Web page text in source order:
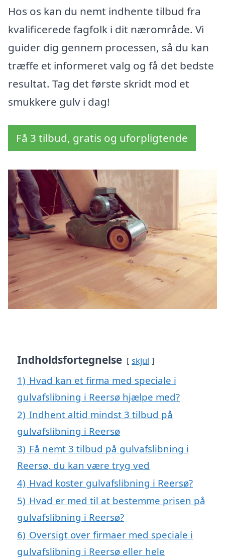
Hos os kan du nemt indhente tilbud fra
kvalificerede fagfolk i dit nærområde. Vi
guider dig gennem processen, så du kan
træffe et informeret valg og få det bedste
resultat. Tag det første skridt mod et
smukkere gulv i dag!
Få 3 tilbud, gratis og uforpligtende
Indholdsfortegnelse skjul
1) Hvad kan et firma med speciale i
gulvafslibning i Reersø hjælpe med?
2) Indhent altid mindst 3 tilbud på
gulvafslibning i Reersø
3) Få nemt 3 tilbud på gulvafslibning i
Reersø, du kan være tryg ved
4) Hvad koster gulvafslibning i Reersø?
5) Hvad er med til at bestemme prisen på
gulvafslibning i Reersø?
6) Oversigt over firmaer med speciale i
gulvafslibning i Reersø eller hele